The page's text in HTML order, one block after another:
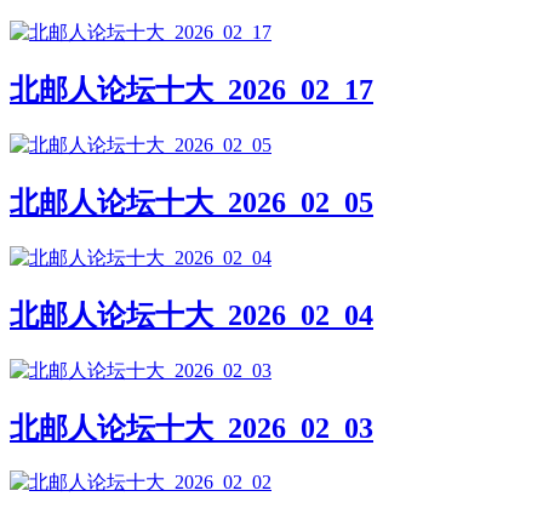
北邮人论坛十大_2026_02_17
北邮人论坛十大_2026_02_05
北邮人论坛十大_2026_02_04
北邮人论坛十大_2026_02_03